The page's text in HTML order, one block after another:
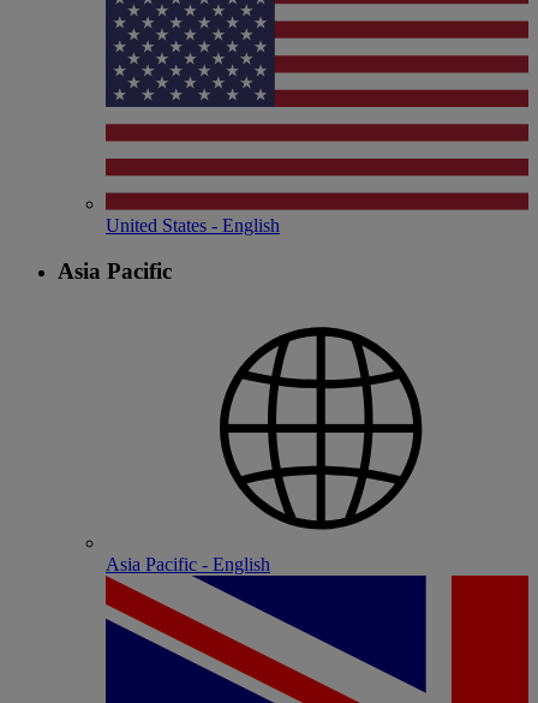
United States - English
Asia Pacific
Asia Pacific - English